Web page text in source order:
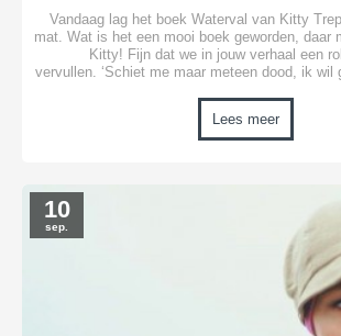
Vandaag lag het boek Waterval van Kitty
mat. Wat is het een mooi boek geworden, daar
Kitty! Fijn dat we in jouw verhaal een
vervullen. ‘Schiet me maar meteen dood, ik wil
Lees meer
10
sep.